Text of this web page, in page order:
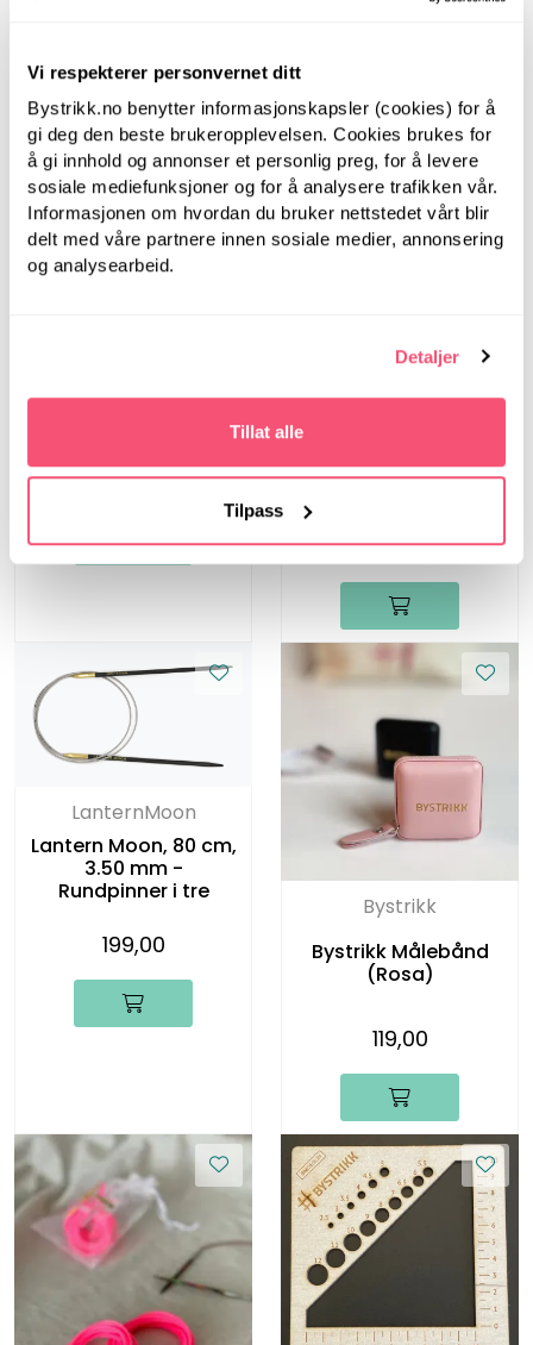
Vi respekterer personvernet ditt
Bystrikk.no benytter informasjonskapsler (cookies) for å
gi deg den beste brukeropplevelsen. Cookies brukes for
å gi innhold og annonser et personlig preg, for å levere
sosiale mediefunksjoner og for å analysere trafikken vår.
Informasjonen om hvordan du bruker nettstedet vårt blir
delt med våre partnere innen sosiale medier, annonsering
og analysearbeid.
Detaljer
Tillat alle
Tilpass
det her:https://www.bystrikk.no/by-mysterium-kun-
deltakelse
Tilbehørsprodukter
3.50 mm -
249,00
Lantern Moon, 60 cm,
3.50 mm -
199,00
LanternMoon
Lantern Moon, 80 cm,
3.50 mm -
Rundpinner i tre
199,00
Bystrikk
Bystrikk Målebånd
(Rosa)
119,00